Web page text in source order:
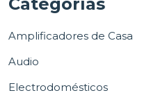
Amplificadores de Casa
Audio
Electrodomésticos